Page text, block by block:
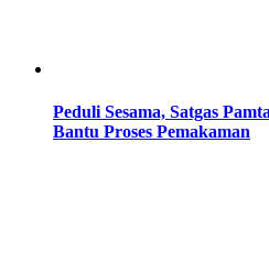
Peduli Sesama, Satgas
Bantu Proses Pemakaman